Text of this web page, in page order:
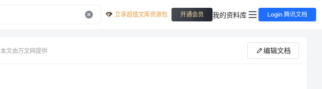
立享超值文库资源包 开通会员 我的资料库 Login 腾讯文档
本文由万文网提供 编辑文档